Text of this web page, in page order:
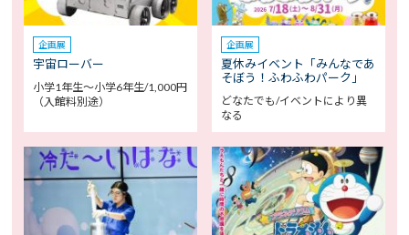
企画展
宇宙ローバー
小学1年生～小学6年生/1,000円
（入館料別途）
企画展
夏休みイベント「みんなであ
そぼう！ふわふわパーク」
どなたでも/イベントにより異
なる